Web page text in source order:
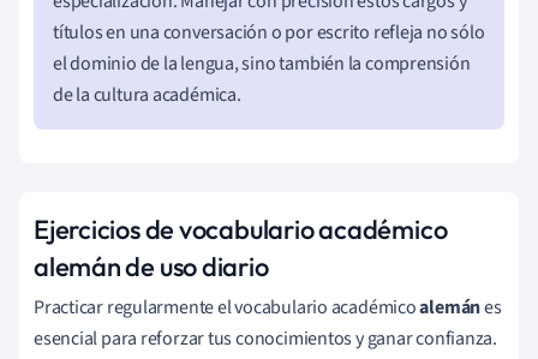
títulos en una conversación o por escrito refleja no sólo
el dominio de la lengua, sino también la comprensión
de la cultura académica.
Ejercicios de vocabulario académico
alemán de uso diario
Practicar regularmente el vocabulario académicoalemánes
esencial para reforzar tus conocimientos y ganar confianza.